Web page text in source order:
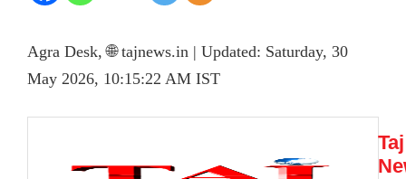
Agra Desk, 🌐 tajnews.in | Updated: Saturday, 30
May 2026, 10:15:22 AM IST
Taj